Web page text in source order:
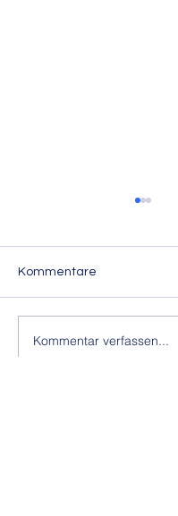
Ehrung und
Kommentare
Kommentar verfassen...